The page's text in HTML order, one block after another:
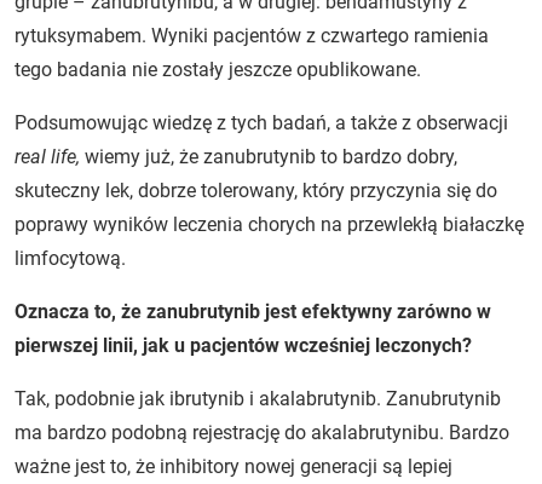
rytuksymabem. Wyniki pacjentów z czwartego ramienia
tego badania nie zostały jeszcze opublikowane.
Podsumowując wiedzę z tych badań, a także z obserwacji
real life, wiemy już, że zanubrutynib to bardzo dobry,
skuteczny lek, dobrze tolerowany, który przyczynia się do
poprawy wyników leczenia chorych na przewlekłą białaczkę
limfocytową.
Oznacza to, że zanubrutynib jest efektywny zarówno w
pierwszej linii, jak u pacjentów wcześniej leczonych?
Tak, podobnie jak ibrutynib i akalabrutynib. Zanubrutynib
ma bardzo podobną rejestrację do akalabrutynibu. Bardzo
ważne jest to, że inhibitory nowej generacji są lepiej